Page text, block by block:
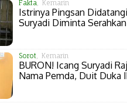
Fakta, Kemarin
Istrinya Pingsan
Suryadi Diminta
Sorot, Kemarin
BURON! Icang Suryadi
Nama Pemda, Duit Duka